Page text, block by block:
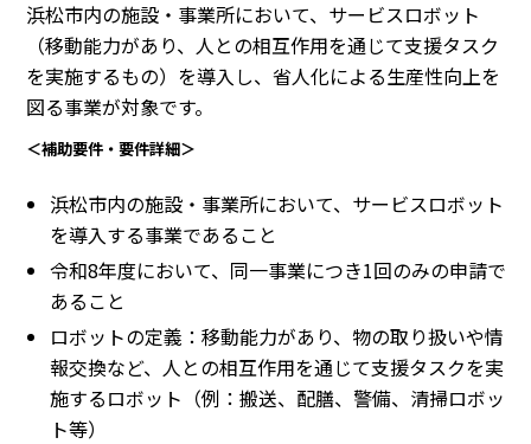
浜松市内の施設・事業所において、サービスロボット
（移動能力があり、人との相互作用を通じて支援タスク
を実施するもの）を導入し、省人化による生産性向上を
図る事業が対象です。
＜補助要件・要件詳細＞
浜松市内の施設・事業所において、サービスロボット
を導入する事業であること
令和8年度において、同一事業につき1回のみの申請で
あること
ロボットの定義：移動能力があり、物の取り扱いや情
報交換など、人との相互作用を通じて支援タスクを実
施するロボット（例：搬送、配膳、警備、清掃ロボッ
ト等）